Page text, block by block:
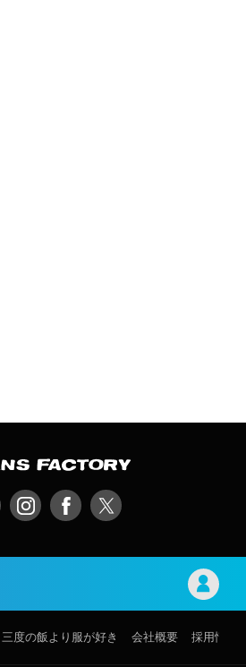
三度の飯より服が好き 会社概要 採用情報